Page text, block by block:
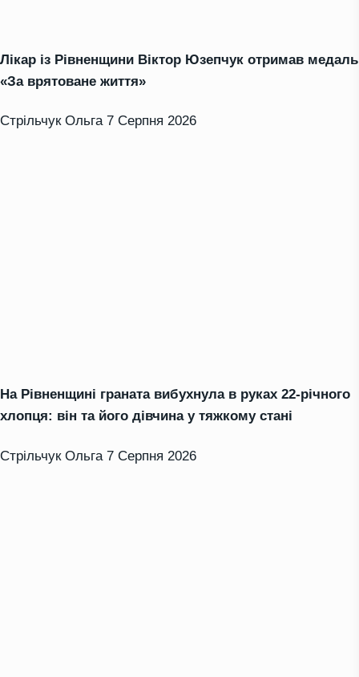
Лікар із Рівненщини Віктор Юзепчук отримав медаль
«За врятоване життя»
Стрільчук Ольга 7 Серпня 2026
На Рівненщині граната вибухнула в руках 22-річного
хлопця: він та його дівчина у тяжкому стані
Стрільчук Ольга 7 Серпня 2026